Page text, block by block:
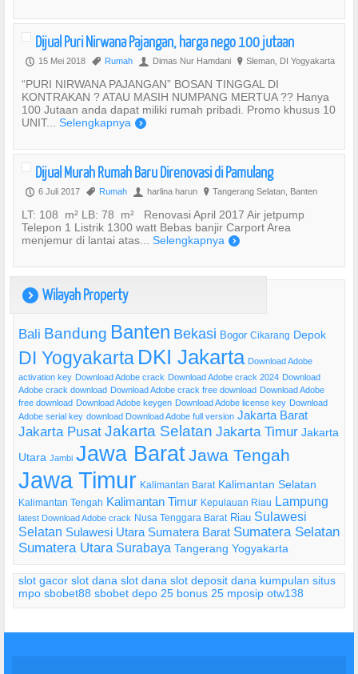
Dijual Puri Nirwana Pajangan, harga nego 100 jutaan
P 15 Mei 2018 , Rumah U Dimas Nur Hamdani ? Sleman, DI Yogyakarta
“PURI NIRWANA PAJANGAN” BOSAN TINGGAL DI
KONTRAKAN ? ATAU MASIH NUMPANG MERTUA ?? Hanya
100 Jutaan anda dapat miliki rumah pribadi. Promo khusus 10
UNIT... Selengkapnya )
Dijual Murah Rumah Baru Direnovasi di Pamulang
P 6 Juli 2017 , Rumah U harlina harun ? Tangerang Selatan, Banten
LT: 108 m² LB: 78 m² Renovasi April 2017 Air jetpump
Telepon 1 Listrik 1300 watt Bebas banjir Carport Area
menjemur di lantai atas... Selengkapnya )
) Wilayah Property
Bali Bandung Banten Bekasi Bogor Cikarang Depok
DI Yogyakarta DKI Jakarta Download Adobe
activation key Download Adobe crack Download Adobe crack 2024 Download
Adobe crack download Download Adobe crack free download Download Adobe
free download Download Adobe keygen Download Adobe license key Download
Adobe serial key download Download Adobe full version Jakarta Barat
Jakarta Pusat Jakarta Selatan Jakarta Timur Jakarta
Utara Jambi Jawa BaratJawa Tengah
Jawa Timur Kalimantan Barat Kalimantan Selatan
Kalimantan Tengah Kalimantan Timur Kepulauan Riau Lampung
latest Download Adobe crack Nusa Tenggara Barat Riau Sulawesi
Selatan Sulawesi Utara Sumatera Barat Sumatera Selatan
Sumatera Utara Surabaya Tangerang Yogyakarta
slot gacor slot dana slot dana slot deposit dana kumpulan situs
mpo sbobet88 sbobet depo 25 bonus 25 mposip otw138